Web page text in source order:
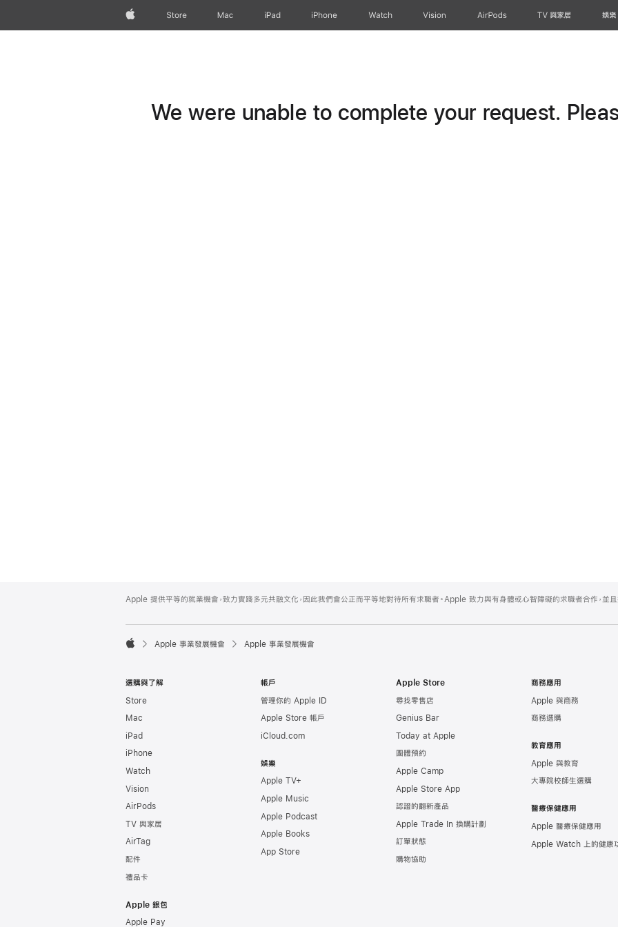
Apple Store Mac iPad iPhone Watch Vision AirPods TV 與家居 娛樂
We were unable to complete your request.
Footer
Apple 提供平等的就業機會，致力實踐多元共融文化，因此我們會公正而平等地對待所有求職者。Apple 致力與有身體或心智障礙的求職者合作，並且

Apple 事業發展機會 Apple 事業發展機會
選購與了解
Store
Mac
iPad
iPhone
Watch
Vision
AirPods
TV 與家居
AirTag
配件
禮品卡
Apple 銀包
Apple Pay
帳戶
管理你的 Apple ID
Apple Store 帳戶
iCloud.com
娛樂
Apple TV+
Apple Music
Apple Podcast
Apple Books
App Store
Apple Store
尋找零售店
Genius Bar
Today at Apple
團體預約
Apple Camp
Apple Store App
認證的翻新產品
Apple Trade In 換購計劃
訂單狀態
購物協助
商務應用
Apple 與商務
商務選購
教育應用
Apple 與教育
大專院校師生選購
醫療保健應用
Apple 醫療保健應用
Apple Watch 上的健康